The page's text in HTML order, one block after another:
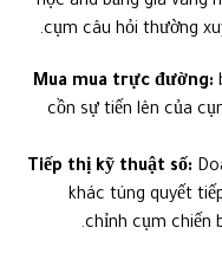
cụm câu hỏi thường
Mua mua trực đường:
cồn sự tiến lên của
Tiếp thị kỹ thuật số:
khác túng quyết
chỉnh cụm chiến